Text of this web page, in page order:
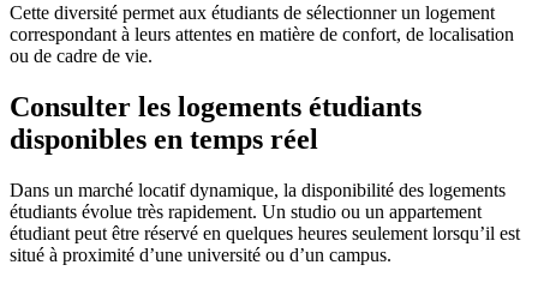
Cette diversité permet aux étudiants de sélectionner un logement
correspondant à leurs attentes en matière de confort, de localisation
ou de cadre de vie.
Consulter les logements étudiants
disponibles en temps réel
Dans un marché locatif dynamique, la disponibilité des logements
étudiants évolue très rapidement. Un studio ou un appartement
étudiant peut être réservé en quelques heures seulement lorsqu’il est
situé à proximité d’une université ou d’un campus.